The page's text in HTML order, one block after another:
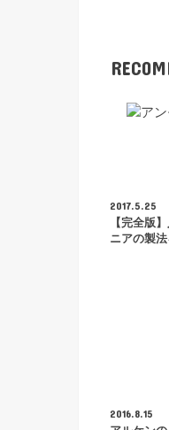
2017.5.25
【完全版
ニアの製
2016.8.15